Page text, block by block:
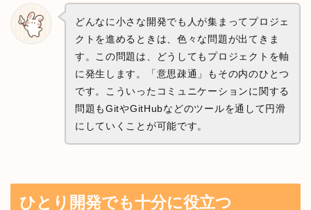
どんなに小さな開発でも人が集まってプロジェ
クトを進めるときは、色々な問題が出てきま
す。この問題は、どうしてもプロジェクトを軸
に発生します。「意思疎通」もその内のひとつ
です。こういったコミュニケーションに関する
問題もGitやGitHubなどのツールを通して円滑
にしていくことが可能です。
ひとり開発でも十分に役立つ